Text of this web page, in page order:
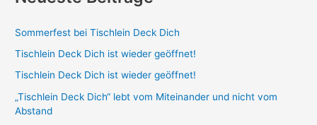
h
a
c
Sommerfest bei Tischlein Deck Dich
Tischlein Deck Dich ist wieder geöffnet!
Tischlein Deck Dich ist wieder geöffnet!
„Tischlein Deck Dich“ lebt vom Miteinander und nicht vom
Abstand